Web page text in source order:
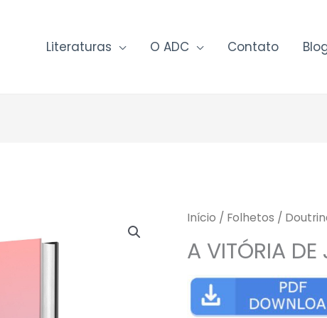
Literaturas O ADC Contato
Início / Folhetos /
A VITÓRIA DE